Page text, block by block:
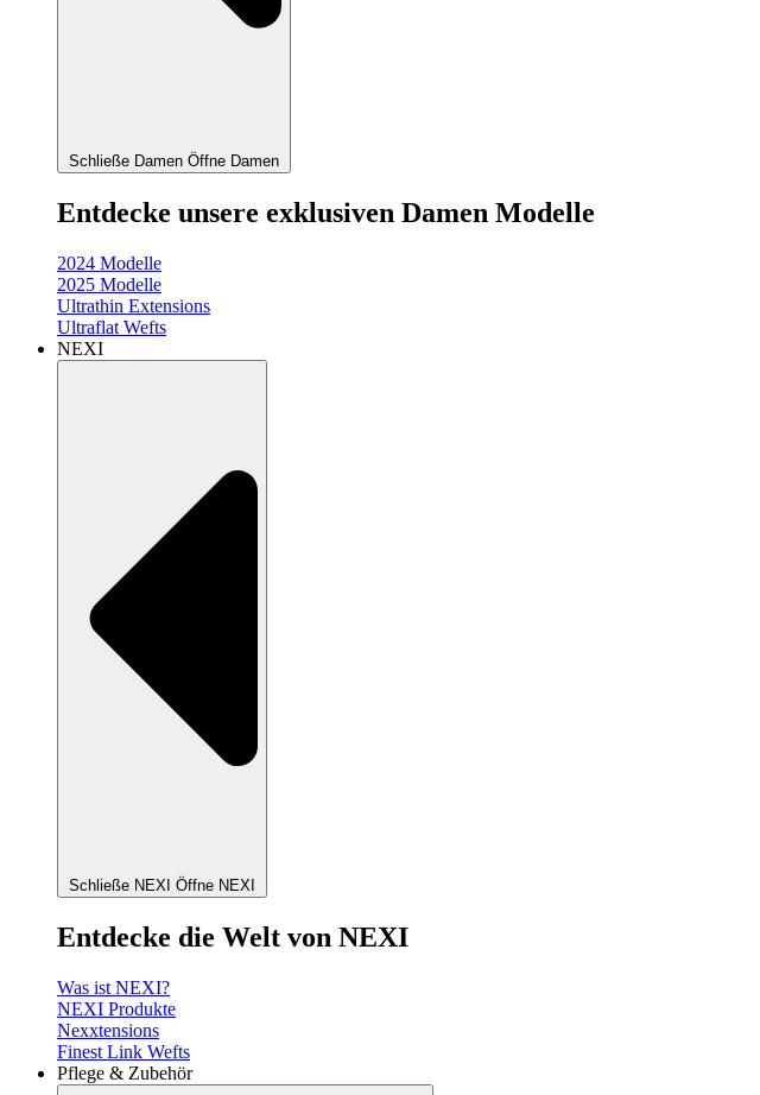
Schließe Damen Öffne Damen
Entdecke unsere exklusiven Damen Modelle
2024 Modelle
2025 Modelle
Ultrathin Extensions
Ultraflat Wefts
NEXI
Schließe NEXI Öffne NEXI
Entdecke die Welt von NEXI
Was ist NEXI?
NEXI Produkte
Nexxtensions
Finest Link Wefts
Pflege & Zubehör